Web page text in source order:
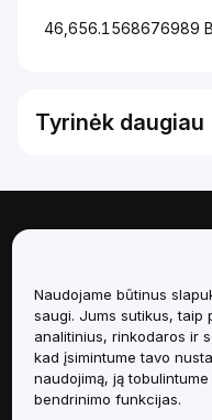
46,656.1568676989
Tyrinėk daugiau
Paslaugos
Pagalba
Produktai
Naudojame būtinus
saugi. Jums sutikus, taip
analitinius, rinkodaros ir
kad įsimintume tavo
naudojimą, ją
bendrinimo funkcijas.